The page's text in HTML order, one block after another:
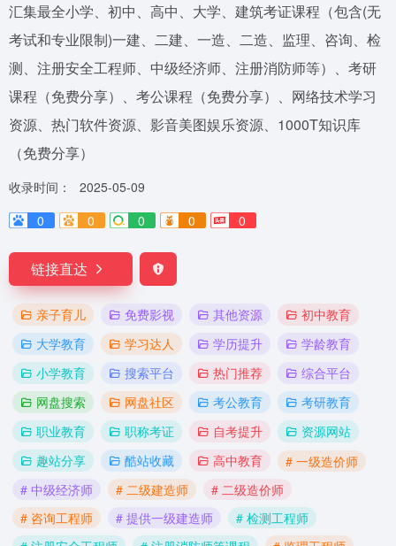
汇集最全小学、初中、高中、大学、建筑考证课程（包含(无
考试和专业限制)一建、二建、一造、二造、监理、咨询、检
测、注册安全工程师、中级经济师、注册消防师等）、考研
课程（免费分享）、考公课程（免费分享）、网络技术学习
资源、热门软件资源、影音美图娱乐资源、1000T知识库
（免费分享）
收录时间：
2025-05-09
0
0 0 0 0
链接直达
亲子育儿 免费影视 其他资源
初中教育
大学教育
学习达人 学历提升
学龄教育
小学教育
搜索平台 热门推荐
综合平台
网盘搜索
网盘社区 考公教育
考研教育
职业教育
职称考证 自考提升
资源网站
趣站分享
酷站收藏 高中教育
# 一级造价师
# 中级经济师
# 二级建造师
# 二级造价师
# 咨询工程师
# 提供一级建造师
# 检测工程师